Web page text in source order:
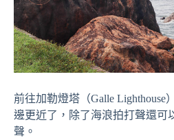
前往加勒燈塔（Galle Lighthouse
邊更近了，除了海浪拍打聲還可
聲。